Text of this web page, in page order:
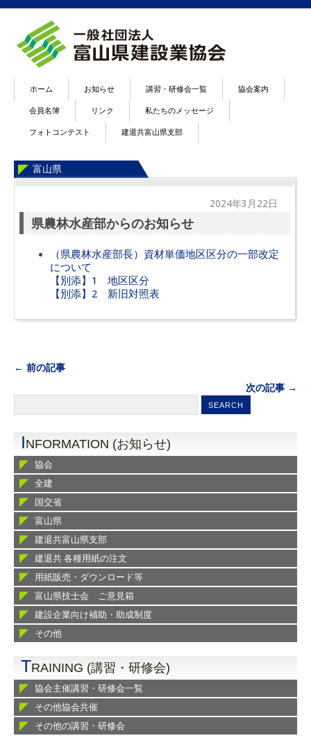
ホーム お知らせ 講習・研修会一覧 協会案内
会員名簿 リンク 私たちのメッセージ
フォトコンテスト 建退共富山県支部
富山県
2024年3月22日
県農林水産部からのお知らせ
（県農林水産部長）資材単価地区区分の一部改定
について
【別添】1 地区区分
【別添】2 新旧対照表
← 前の記事
次の記事 →
INFORMATION (お知らせ)
協会
全建
国交省
富山県
建退共富山県支部
建退共 各種用紙の注文
用紙販売・ダウンロード等
富山県技士会 ご意見箱
建設企業向け補助・助成制度
その他
TRAINING (講習・研修会)
協会主催講習・研修会一覧
その他協会共催
その他の講習・研修会